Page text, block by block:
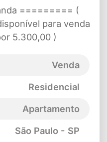
========= (
para venda
5.300,00 )
Venda
Residencial
Apartamento
São Paulo - SP